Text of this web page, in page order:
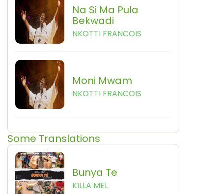
Na Si Ma Pula
Bekwadi
NKOTTI FRANCOIS
Moni Mwam
NKOTTI FRANCOIS
Some Translations
Bunya Te
KILLA MEL